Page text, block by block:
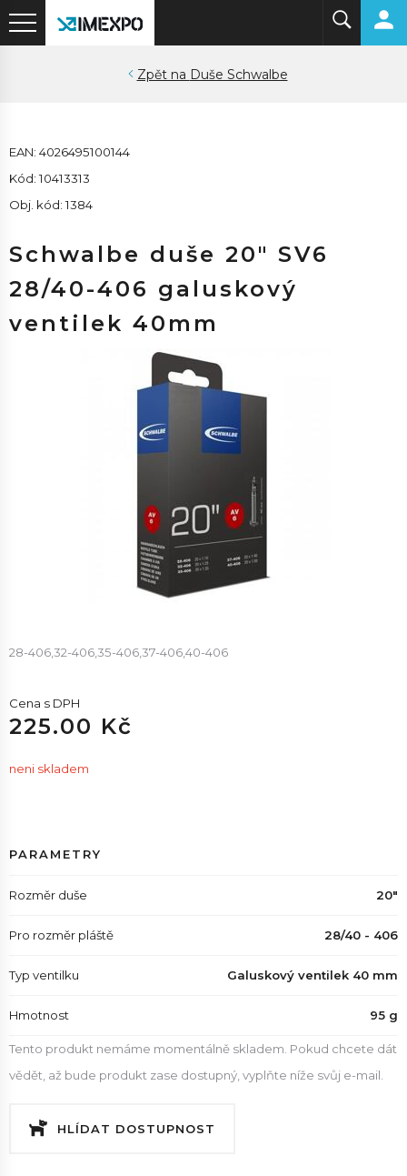
Duše Schwalbe
EAN: 4026495100144
Kód: 10413313
Obj. kód: 1384
Schwalbe duše 20" SV6
28/40-406 galuskový
ventilek 40mm
28-406,32-406,35-406,37-406,40-406
Cena s DPH
225.00 Kč
neni skladem
PARAMETRY
Rozměr duše 20"
Pro rozměr pláště 28/40 - 406
Typ ventilku Galuskový ventilek 40 mm
Hmotnost 95 g
Tento produkt nemáme momentálně skladem. Pokud chcete dát
vědět, až bude produkt zase dostupný, vyplňte níže svůj e-mail.
HLÍDAT DOSTUPNOST